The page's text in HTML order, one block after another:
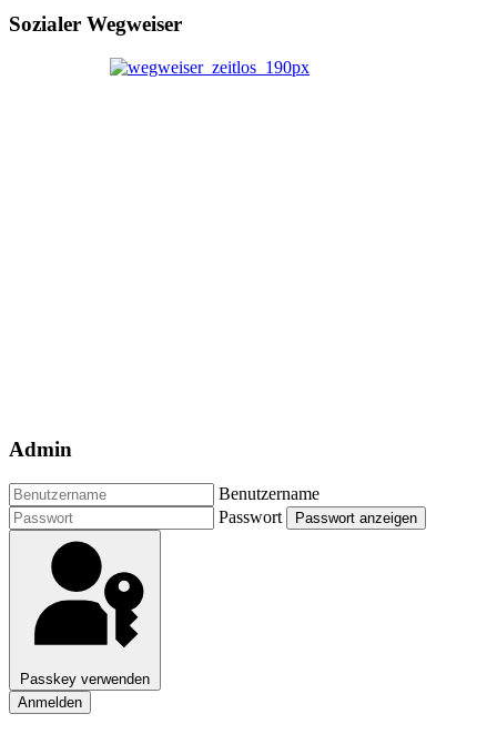
Sozialer Wegweiser
Admin
Benutzername
Passwort
Passwort anzeigen
Passkey verwenden
Anmelden